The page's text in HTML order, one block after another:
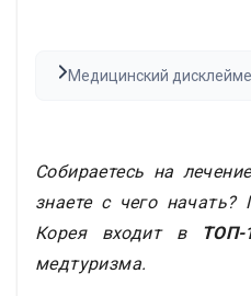
Медицинский
специалистом перед
медицинских решений.
варьироваться.
дисклеймера
Собираетесь на
знаете с чего
Корея входит в
ТОП-
медтуризма.